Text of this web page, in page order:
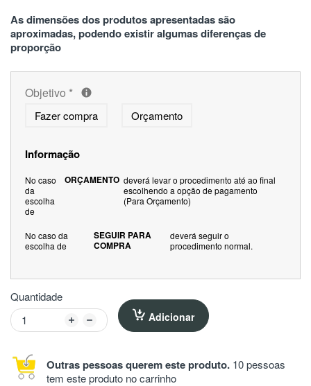
As dimensões dos produtos apresentadas são
aproximadas, podendo existir algumas diferenças de
proporção
Objetivo *
Fazer compra Orçamento
Informação
No caso
da
escolha
de
ORÇAMENTO deverá levar o procedimento até ao final
escolhendo a opção de pagamento
(Para Orçamento)
No caso da
escolha de
SEGUIR PARA
COMPRA
deverá seguir o
procedimento normal.
Quantidade
Adicionar
Outras pessoas querem este produto. 10 pessoas
tem este produto no carrinho